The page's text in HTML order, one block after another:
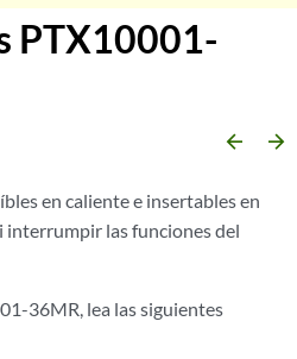
PTX10001-
arrow_backward arrow_forward
en caliente e insertables en
interrumpir las funciones del
36MR, lea las siguientes